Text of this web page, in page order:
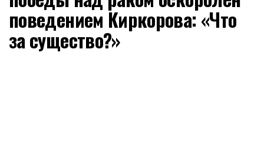
поведением Киркорова: «Что
за существо?»